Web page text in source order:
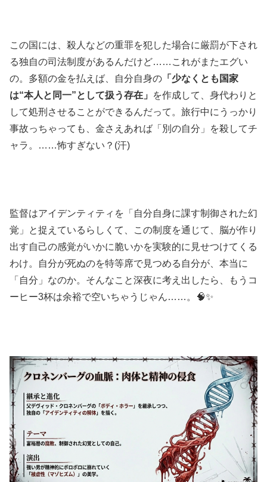
この国には、殺人などの重罪を犯した場合に厳罰が下され
る独自の司法制度があるんだけど……これがまたエグい
の。多額の金を払えば、自分自身の 「少なくとも国家
は“本人と同一”として扱う存在」
を作成して、身代わりと
して処刑させることができるんだって。旅行中にうっかり
事故っちゃっても、金さえあれば「別の自分」を殺してチ
ャラ。……怖すぎない？(汗)
監督はアイデンティティを「自分自身に課す制御された幻
覚」と捉えているらしくて、この制度を通じて、脳が作り
出す自己の感覚がいかに脆いかを実験的に見せつけてくる
わけ。自分が死ぬのを特等席で見つめる自分が、本当に
「自分」なのか。そんなこと深夜に考え出したら、もうコ
ーヒー3杯は余裕で空いちゃうじゃん……。🧠✨